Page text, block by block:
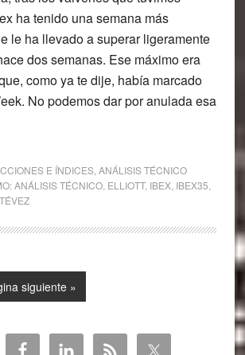
ha tenido una semana más
le ha llevado a superar ligeramente
dos semanas. Ese máximo era
como ya te dije, había marcado
No podemos dar por anulada esa
E ÍNDICES, ANÁLISIS TÉCNICO
ANÁLISIS TÉCNICO, ELLIOTT, IBEX, IBEX35
siguiente »